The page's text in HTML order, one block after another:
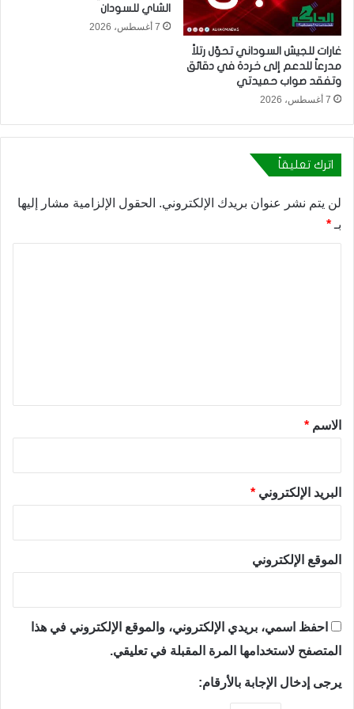
غارات للجيش السوداني تحوّل رتلاً
مدرعاً للدعم إلى خردة في دقائق
وتفقد صواب حميدتي
7 أغسطس، 2026
الشاي للسودان
7 أغسطس، 2026
اترك تعليقاً
لن يتم نشر عنوان بريدك الإلكتروني. الحقول الإلزامية مشار إليها
بـ *
*الاسم *
البريد الإلكتروني *
الموقع الإلكتروني
احفظ اسمي، بريدي الإلكتروني، والموقع الإلكتروني في هذا
المتصفح لاستخدامها المرة المقبلة في تعليقي.
يرجى إدخال الإجابة بالأرقام: